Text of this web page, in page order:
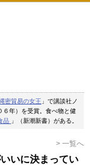
密貿易の女王 」で講談社ノ
６年）を受賞。食べ物と健
品 」（新潮新書）がある。
> 一覧へ
いに決まってい